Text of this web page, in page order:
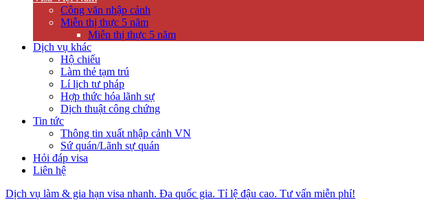
Công văn nhập cảnh
Miễn thị thực 5 năm
Miễn thị thực 5 năm
Dịch vụ khác
Hộ chiếu
Làm thẻ tạm trú
Lí lịch tư pháp
Hợp thức hóa lãnh sự
Dịch thuật công chứng
Tin tức
Thông tin xuất nhập cảnh VN
Sứ quán/Lãnh sự quán
Hỏi đáp visa
Liên hệ
Dịch vụ làm & gia hạn visa nhanh. Đa quốc gia. Tỉ lệ đậu cao. Tư vấn miễn phí!